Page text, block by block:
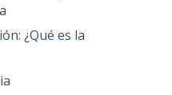
¿Qué es la